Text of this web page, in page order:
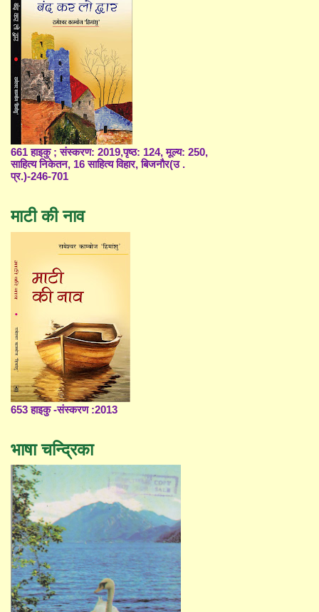
661 हाइकु ; संस्करण: 2019,पृष्ठ: 124, मूल्य: 250,
साहित्य निकेतन, 16 साहित्य विहार, बिजनौर(उ .
प्र.)-246-701
माटी की नाव
653 हाइकु -संस्करण :2013
भाषा चन्द्रिका